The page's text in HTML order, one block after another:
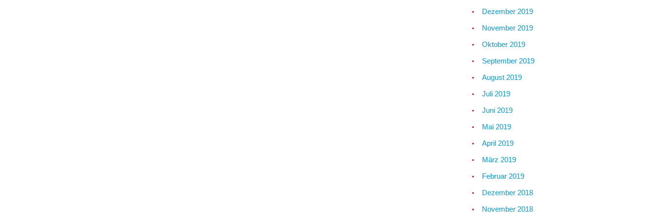
Dezember 2019
November 2019
Oktober 2019
September 2019
August 2019
Juli 2019
Juni 2019
Mai 2019
April 2019
März 2019
Februar 2019
Dezember 2018
November 2018